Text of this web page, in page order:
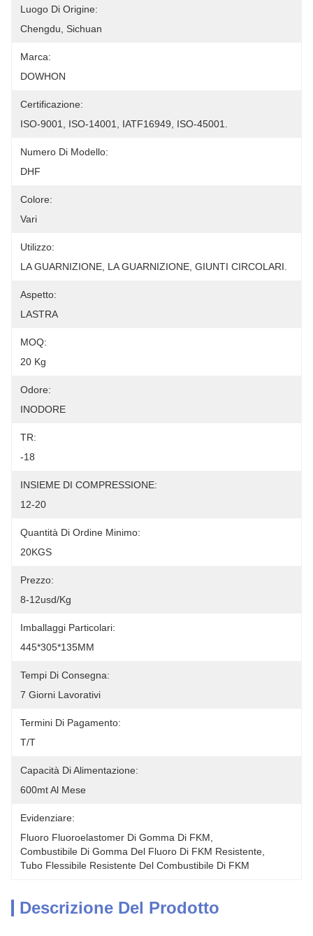
Luogo Di Origine:
Chengdu, Sichuan
Marca:
DOWHON
Certificazione:
ISO-9001, ISO-14001, IATF16949, ISO-45001.
Numero Di Modello:
DHF
Colore:
Vari
Utilizzo:
LA GUARNIZIONE, LA GUARNIZIONE, GIUNTI CIRCOLARI.
Aspetto:
LASTRA
MOQ:
20 Kg
Odore:
INODORE
TR:
-18
INSIEME DI COMPRESSIONE:
12-20
Quantità Di Ordine Minimo:
20KGS
Prezzo:
8-12usd/kg
Imballaggi Particolari:
445*305*135MM
Tempi Di Consegna:
7 Giorni Lavorativi
Termini Di Pagamento:
T/T
Capacità Di Alimentazione:
600mt Al Mese
Evidenziare:
Fluoro Fluoroelastomer Di Gomma Di FKM
Combustibile Di Gomma Del Fluoro Di FKM Resistente
Tubo Flessibile Resistente Del Combustibile Di FKM
Descrizione Del Prodotto